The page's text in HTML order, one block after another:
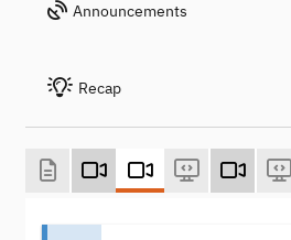
Announcements
Recap